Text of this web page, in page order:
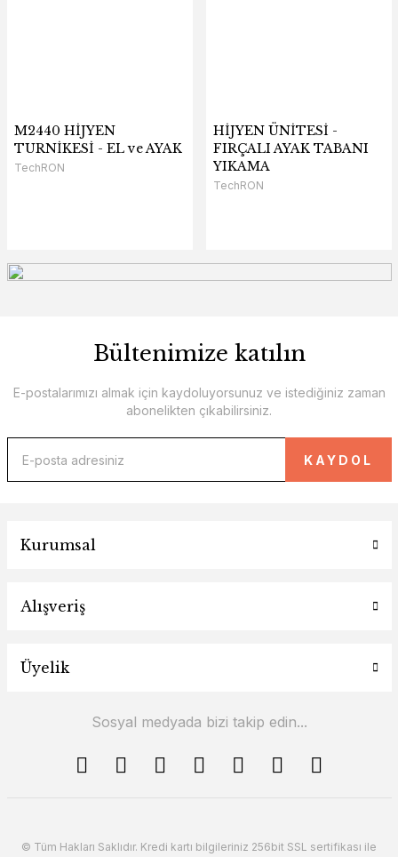
M2440 HİJYEN
TURNİKESİ - EL ve AYAK
TechRON
HİJYEN ÜNİTESİ -
FIRÇALI AYAK TABANI
YIKAMA
TechRON
Bültenimize katılın
E-postalarımızı almak için kaydoluyorsunuz ve istediğiniz zaman
abonelikten çıkabilirsiniz.
KAYDOL
Kurumsal
Alışveriş
Üyelik
Sosyal medyada bizi takip edin...
© Tüm Hakları Saklıdır. Kredi kartı bilgileriniz 256bit SSL sertifikası ile